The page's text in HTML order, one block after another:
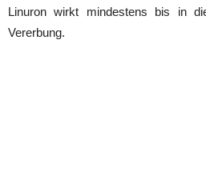
Linuron wirkt mindestens bis in
Vererbung.